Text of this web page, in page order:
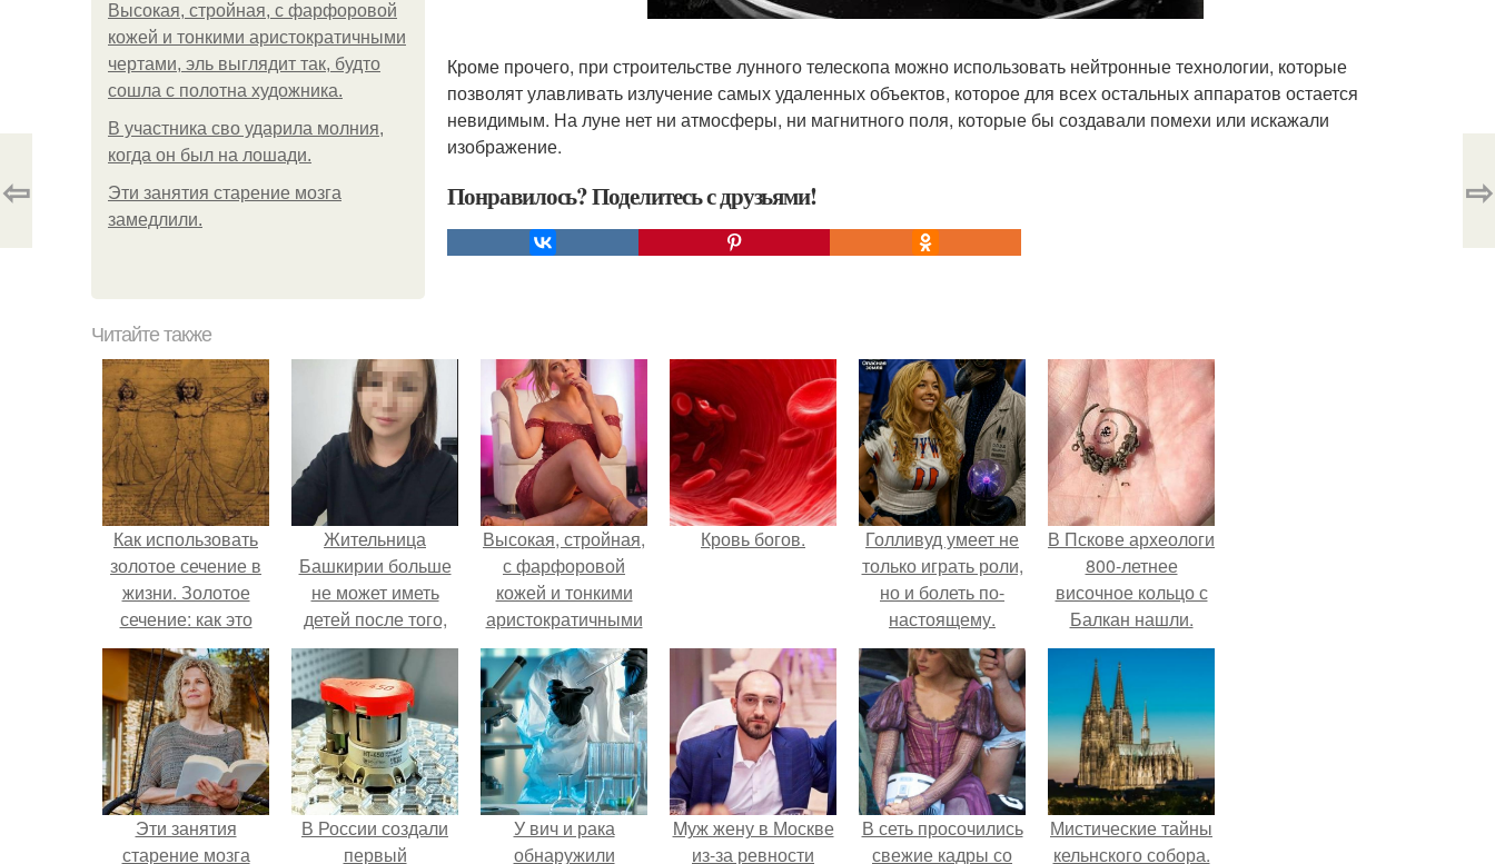
Высокая, стройная, с фарфоровой
кожей и тонкими аристократичными
чертами, эль выглядит так, будто
сошла с полотна художника.
В участника сво ударила молния,
когда он был на лошади.
Эти занятия старение мозга
замедлили.
Кроме прочего, при строительстве лунного телескопа можно использовать нейтронные технологии, которые
позволят улавливать излучение самых удаленных объектов, которое для всех остальных аппаратов остается
невидимым. На луне нет ни атмосферы, ни магнитного поля, которые бы создавали помехи или искажали
изображение.
Понравилось? Поделитесь с друзьями!
⇦ ⇨
Читайте также
Как использовать
золотое сечение в
жизни. Золотое
сечение: как это
работает.
Жительница
Башкирии больше
не может иметь
детей после того,
как медики сделали
ей аборт на шестом
месяце
беременности и
оставили в матке
плаценту.
Высокая, стройная,
с фарфоровой
кожей и тонкими
аристократичными
чертами, эль
выглядит так, будто
сошла с полотна
художника.
Кровь богов.
Голливуд умеет не
только играть роли,
но и болеть по-
настоящему.
В Пскове археологи
800-летнее
височное кольцо с
Балкан нашли.
Эти занятия
старение мозга
В России создали
первый
У вич и рака
обнаружили
Mуж жену в Москве
из-за ревности
В сеть просочились
свежие кадры со
Мистические тайны
кельнского собора.